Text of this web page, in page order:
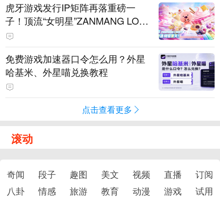
虎牙游戏发行IP矩阵再落重磅一
子！顶流“女明星”ZANMANG LOO
PY 正版3D消除手游《消消奇遇》
惊喜曝光
免费游戏加速器口令怎么用？外星
哈基米、外星喵兑换教程
点击查看更多
滚动
奇闻 段子 趣图 美文 视频 直播
订阅
八卦
情感 旅游 教育 动漫 游戏 试用